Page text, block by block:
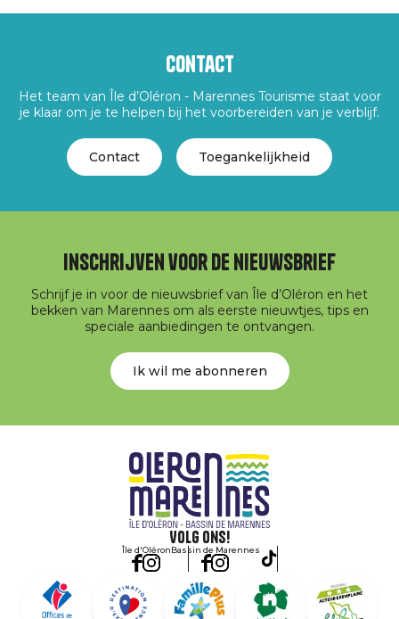
Contact
Het team van Île d’Oléron - Marennes Tourisme staat voor
je klaar om je te helpen bij het voorbereiden van je verblijf.
Contact Toegankelijkheid
Inschrijven voor de nieuwsbrief
Schrijf je in voor de nieuwsbrief van Île d’Oléron en het
bekken van Marennes om als eerste nieuwtjes, tips en
speciale aanbiedingen te ontvangen.
Ik wil me abonneren
Volg ons!
Île d'OléronBassin de Marennes